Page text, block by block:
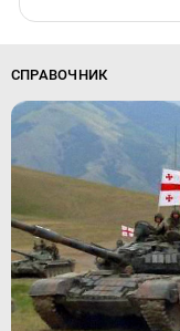
СПРАВОЧНИК